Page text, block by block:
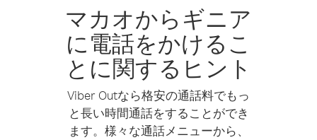
マカオからギニア
に電話をかけるこ
とに関するヒント
Viber Outなら格安の通話料でもっ
と長い時間通話をすることができ
ます。様々な通話メニューから、